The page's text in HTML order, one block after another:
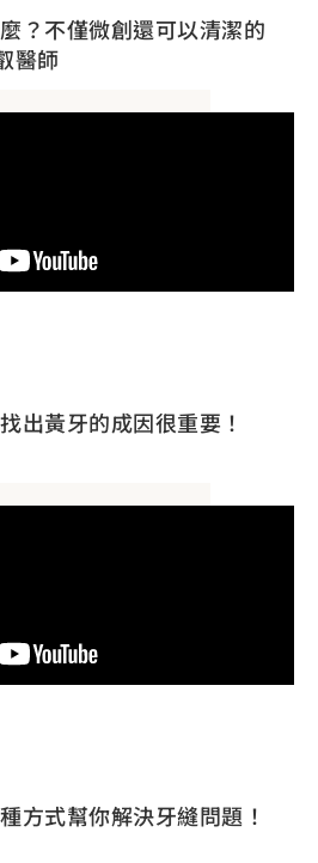
？不僅微創還可以清潔的
醫師
出黃牙的成因很重要！
方式幫你解決牙縫問題！